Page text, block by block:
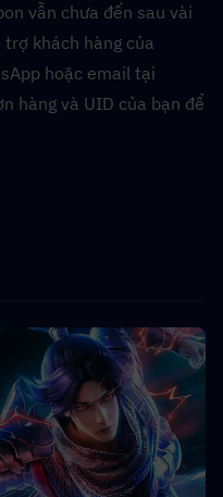
vẫn chưa đến sau vài
khách hàng của
hàng và UID của bạn để